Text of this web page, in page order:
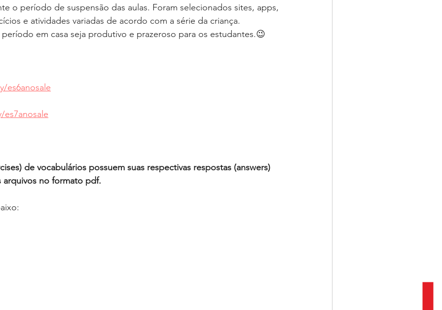
o período de suspensão das aulas. Foram selecionados sites, apps,
e atividades variadas de acordo com a série da criança.
em casa seja produtivo e prazeroso para os estudantes.😉
es6anosale
de vocabulários possuem suas respectivas respostas (answers)
arquivos no formato pdf.